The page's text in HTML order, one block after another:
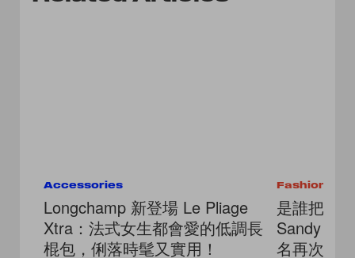
Accessories
Longchamp 新登場 Le Pliage
Xtra：法式女生都會愛的低調長
棍包，俐落時髦又實用！
Fashion
是誰把購
Sandy
名再次擊